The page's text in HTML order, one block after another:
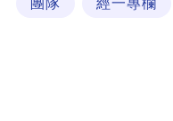
團隊 經一專欄